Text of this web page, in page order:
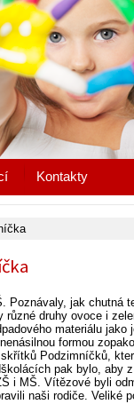
Kontakty
Poznávaly, jak chutná
druhy ovoce i
materiálu jako
formou
Podzimníčků,
pak bylo, aby
i MŠ. Vítězové byli
naši rodiče. Veliké